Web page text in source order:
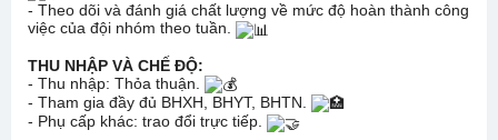
- Theo dõi và đánh giá chất lượng về mức độ hoàn thành công
việc của đội nhóm theo tuần.
THU NHẬP VÀ CHẾ ĐỘ:
- Thu nhập: Thỏa thuận.
- Tham gia đầy đủ BHXH, BHYT, BHTN.
- Phụ cấp khác: trao đổi trực tiếp.